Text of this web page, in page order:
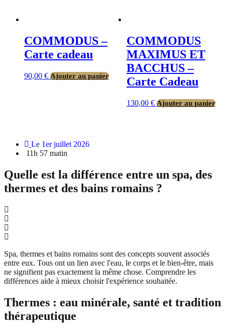
COMMODUS –
Carte cadeau
90,00 € Ajouter au panier
COMMODUS
MAXIMUS ET
BACCHUS –
Carte Cadeau
130,00 € Ajouter au panier
Le 1er juillet 2026
11h 57 matin
Quelle est la différence entre un spa, des
thermes et des bains romains ?
Spa, thermes et bains romains sont des concepts souvent associés
entre eux. Tous ont un lien avec l'eau, le corps et le bien-être, mais
ne signifient pas exactement la même chose. Comprendre les
différences aide à mieux choisir l'expérience souhaitée.
Thermes : eau minérale, santé et tradition
thérapeutique